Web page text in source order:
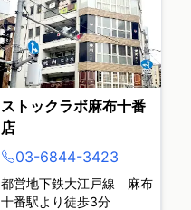
ストックラボ麻布十番
店
03-6844-3423
都営地下鉄大江戸線 麻布
十番駅より徒歩3分